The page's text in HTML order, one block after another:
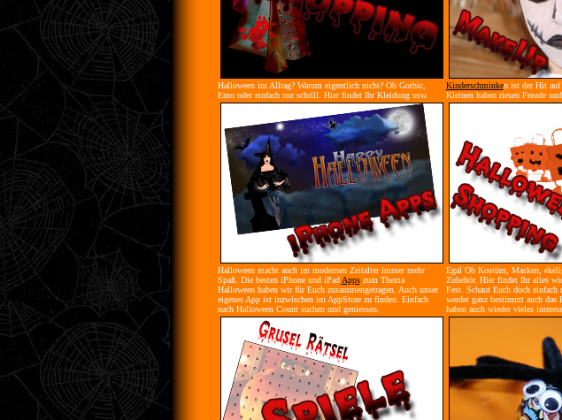
Halloween im Alltag? Warum eigentlich nicht? Ob Gothic,
Emo oder einfach nur schrill. Hier findet Ihr Kleidung usw.
Kinderschminken ist der Hit auf
Kleinen haben riesen Freude
Halloween macht auch im modernen Zeitalter immer mehr
Spaß. Die besten iPhone und iPadAppszum Thema
Halloween haben wir für Euch zusammengetragen. Auch unser
eigenes App ist inzwischen im AppStore zu finden. Einfach
nach Halloween Count suchen und geniessen.
Egal Ob Kostüm, Masken,
Zubehör. Hier findet Ihr alles
Fest. Schaut Euch doch
werdet ganz bestimmt auch das
haben auch wieder vieles